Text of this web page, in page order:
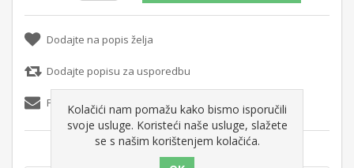
Dodajte na popis želja
Dodajte popisu za usporedbu
Pošaljite e-mail prijatelju
Kolačići nam pomažu kako bismo isporučili
svoje usluge. Koristeći naše usluge, slažete
se s našim korištenjem kolačića.